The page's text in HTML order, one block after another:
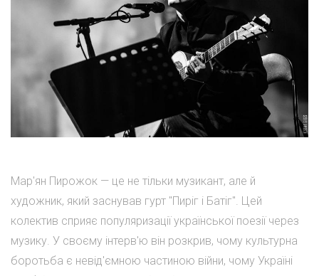
Мар'ян Пирожок — це не тільки музикант, але й
художник, який заснував гурт "Пиріг і Батіг". Цей
колектив сприяє популяризації української поезії через
музику. У своєму інтерв'ю він розкрив, чому культурна
боротьба є невід'ємною частиною війни, чому Україні